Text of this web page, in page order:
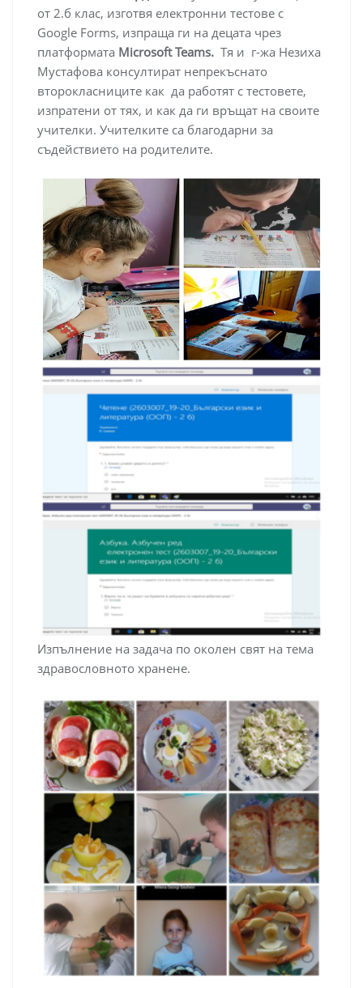
от 2.б клас, изготвя електронни тестове с
Google Forms, изпраща ги на децата чрез
платформата Microsoft Teams. Тя и г-жа Незиха
Мустафова консултират непрекъснато
второкласниците как да работят с тестовете,
изпратени от тях, и как да ги връщат на своите
учителки. Учителките са благодарни за
съдействието на родителите.
Изпълнение на задача по околен свят на тема
здравословното хранене.